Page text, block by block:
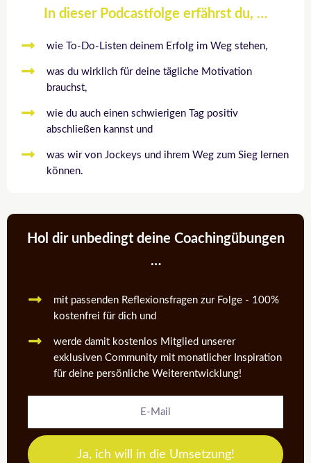
In dieser Podcastfolge erfährst du, …
wie To-Do-Listen deinem Erfolg im Weg stehen,
was du wirklich für deine tägliche Motivation
brauchst,
wie du auch einen schwierigen Tag positiv
abschließen kannst und
was wir von Jockeys und ihrem Weg zum Sieg lernen
können.
Hol dir unbedingt deine Coachingübungen
…
mit passenden Reflexionsfragen zur Folge - 100%
kostenfrei für dich und
werde damit kostenlos Mitglied unserer
exklusiven Community mit monatlicher Inspiration
für deine persönliche Weiterentwicklung!
Ja, ich will in die Umsetzung!